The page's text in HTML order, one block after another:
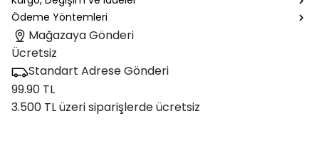
Ödeme Yöntemleri
Mağazaya Gönderi
Ücretsiz
Standart Adrese Gönderi
99.90 TL
3.500 TL üzeri siparişlerde ücretsiz